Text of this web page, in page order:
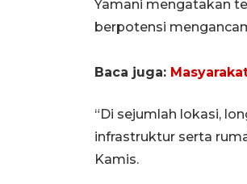
Yamani mengatakan
berpotensi
Baca juga:
“Di sejumlah lokasi,
infrastruktur serta
Kamis.